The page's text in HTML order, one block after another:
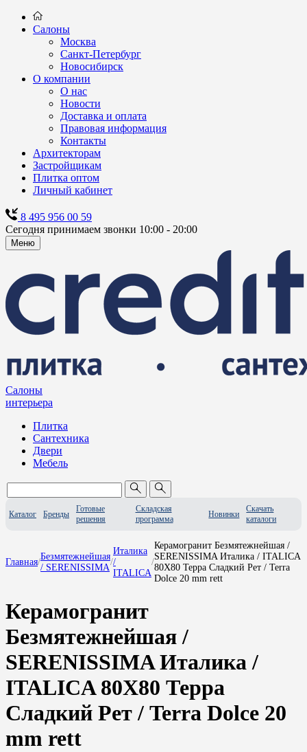
Салоны
Москва
Санкт-Петербург
Новосибирск
О компании
О нас
Новости
Доставка и оплата
Правовая информация
Контакты
Архитекторам
Застройщикам
Плитка оптом
Личный кабинет
8 495 956 00 59
Сегодня принимаем звонки 10:00 - 20:00
Меню
Салоны
интерьера
Плитка
Сантехника
Двери
Мебель
Каталог Бренды
Готовые
решения
Складская
программа
Новинки
Скачать
каталоги
Главная/
Безмятежнейшая
/ SERENISSIMA
/
Италика
/
ITALICA
/
Керамогранит Безмятежнейшая /
SERENISSIMA Италика / ITALICA
80X80 Терра Сладкий Рет / Terra
Dolce 20 mm rett
Керамогранит
Безмятежнейшая /
SERENISSIMA Италика /
ITALICA 80X80 Терра
Сладкий Рет / Terra Dolce 20
mm rett